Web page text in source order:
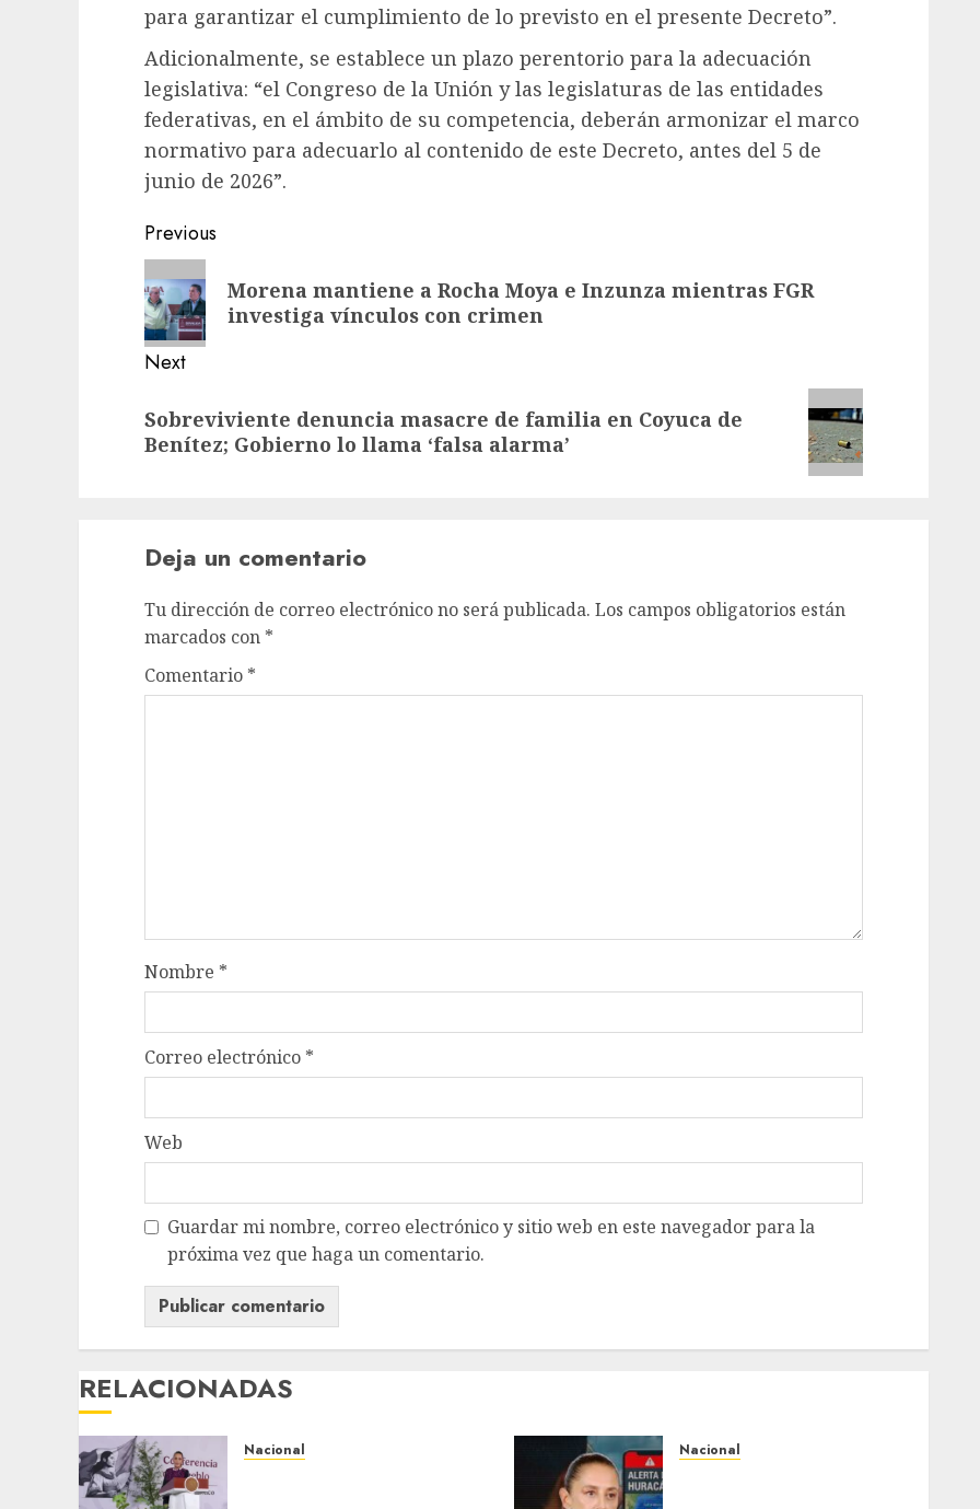
para garantizar el cumplimiento de lo previsto en el presente Decreto”.
Adicionalmente, se establece un plazo perentorio para la adecuación
legislativa: “el Congreso de la Unión y las legislaturas de las entidades
federativas, en el ámbito de su competencia, deberán armonizar el marco
normativo para adecuarlo al contenido de este Decreto, antes del 5 de
junio de 2026”.
Previous
Morena mantiene a Rocha Moya e Inzunza mientras FGR
investiga vínculos con crimen
Next
Sobreviviente denuncia masacre de familia en Coyuca de
Benítez; Gobierno lo llama ‘falsa alarma’
Deja un comentario
Tu dirección de correo electrónico no será publicada. Los campos obligatorios están
marcados con *
Comentario *
Nombre *
Correo electrónico *
Web
Guardar mi nombre, correo electrónico y sitio web en este navegador para la
próxima vez que haga un comentario.
RELACIONADAS
Nacional Nacional